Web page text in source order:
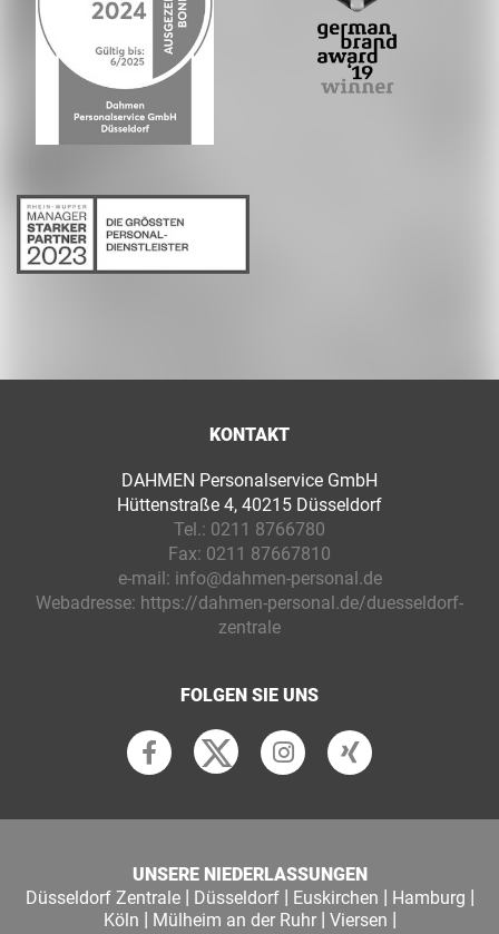
KONTAKT
DAHMEN Personalservice GmbH
Hüttenstraße 4, 40215 Düsseldorf
Tel.: 0211 8766780
Fax: 0211 87667810
e-mail: info@dahmen-personal.de
Webadresse: https://dahmen-personal.de/duesseldorf-
zentrale
FOLGEN SIE UNS
UNSERE NIEDERLASSUNGEN
Düsseldorf Zentrale| Düsseldorf| Euskirchen | Hamburg |
Köln | Mülheim an der Ruhr| Viersen |